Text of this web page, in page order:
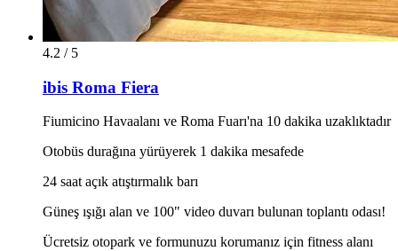
4.2 / 5
ibis Roma Fiera
Fiumicino Havaalanı ve Roma Fuarı'na 10 dakika uzaklıktadır
Otobüs durağına yürüyerek 1 dakika mesafede
24 saat açık atıştırmalık barı
Güneş ışığı alan ve 100" video duvarı bulunan toplantı odası!
Ücretsiz otopark ve formunuzu korumanız için fitness alanı